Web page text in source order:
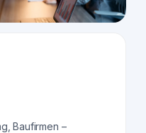
Baufirmen –